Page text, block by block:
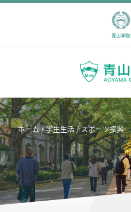
青山学院
ホーム 学生生活 スポーツ振興